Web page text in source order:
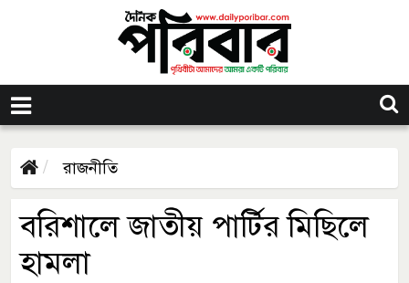
রাজনীতি
বরিশালে জাতীয় পার্টির মিছিলে
হামলা